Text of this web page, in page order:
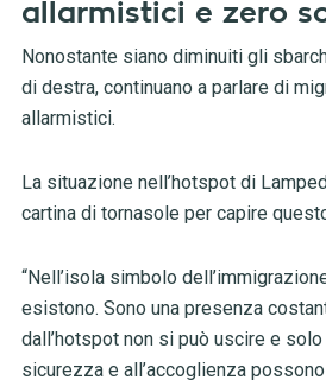
allarmistici e zero
Nonostante siano diminuiti gli
di destra, continuano a parlare di
allarmistici.
La situazione nell’hotspot di
cartina di tornasole per capire
“Nell’isola simbolo
esistono. Sono una presenza
dall’hotspot non si può uscire e
sicurezza e all’accoglienza